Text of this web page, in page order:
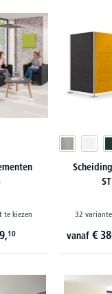
te kiezen
10
32
vanaf €